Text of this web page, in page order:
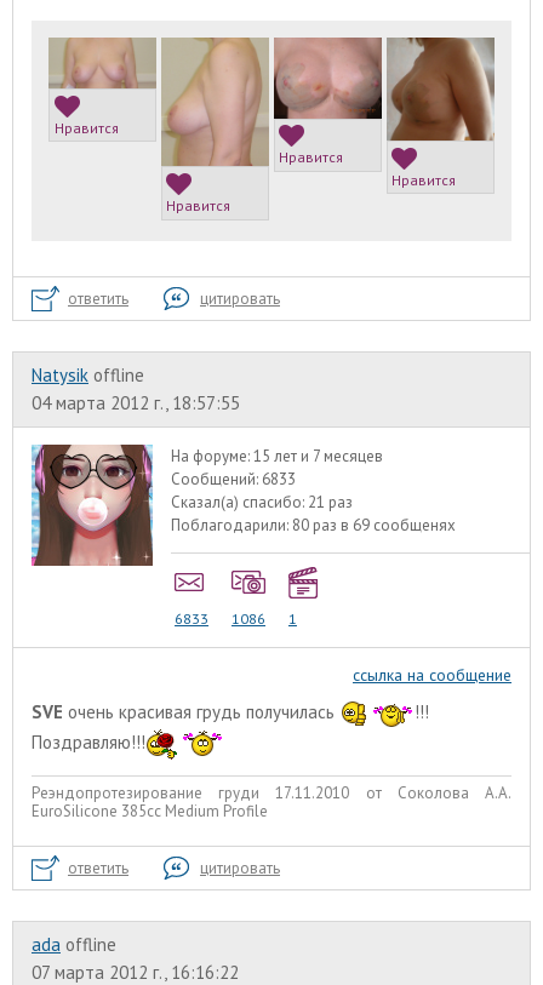
Нравится
Нравится
Нравится
Нравится
ответить цитировать
Natysik offline
04 марта 2012 г., 18:57:55
На форуме:15 лет и 7 месяцев
Сообщений: 6833
Сказал(а) спасибо: 21 раз
Поблагодарили: 80 раз в 69 сообщенях
6833 1086 1
ссылка на сообщение
SVE очень красивая грудь получилась
!!!
Поздравляю!!!
Реэндопротезирование груди 17.11.2010 от Соколова А.А.
EuroSilicone 385сс Medium Profile
ответить цитировать
ada offline
07 марта 2012 г., 16:16:22